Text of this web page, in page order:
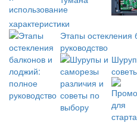
характеристики
Этапы остекления
руководство